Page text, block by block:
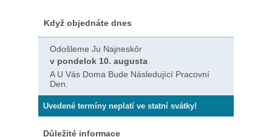
Když objednáte dnes
Odošleme Ju Najneskôr
v pondelok 10. augusta
A U Vás Doma Bude Následující Pracovní
Den.
Uvedené termíny neplatí ve statní svátky!
Důležité informace